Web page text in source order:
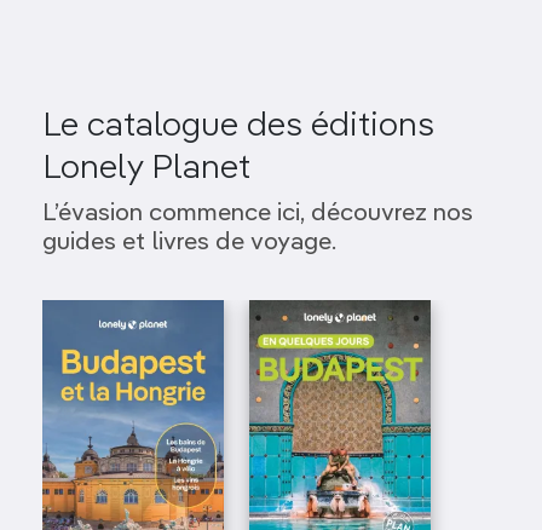
Le catalogue des éditions
Lonely Planet
L’évasion commence ici, découvrez nos
guides et livres de voyage.